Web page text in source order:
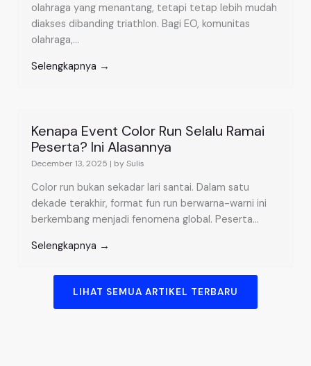
olahraga yang menantang, tetapi tetap lebih mudah
diakses dibanding triathlon. Bagi EO, komunitas
olahraga,...
Selengkapnya →
Kenapa Event Color Run Selalu Ramai
Peserta? Ini Alasannya
December 13, 2025 | by Sulis
Color run bukan sekadar lari santai. Dalam satu
dekade terakhir, format fun run berwarna-warni ini
berkembang menjadi fenomena global. Peserta...
Selengkapnya →
LIHAT SEMUA ARTIKEL TERBARU